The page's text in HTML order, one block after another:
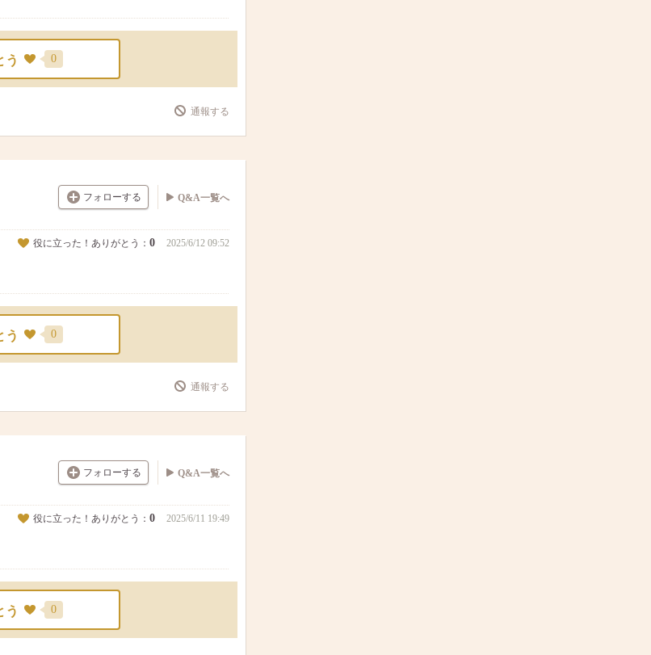
う 0
通報する
フォローする Q&A一覧へ
役に立った！ありがとう： 0 2025/6/12 09:52
う 0
通報する
フォローする Q&A一覧へ
役に立った！ありがとう： 0 2025/6/11 19:49
う 0